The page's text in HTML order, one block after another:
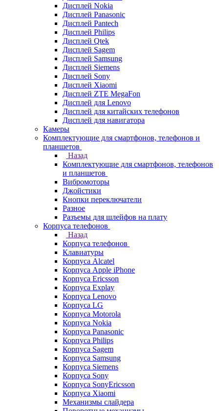
Дисплей Nokia
Дисплей Panasonic
Дисплей Pantech
Дисплей Philips
Дисплей Qtek
Дисплей Sagem
Дисплей Samsung
Дисплей Siemens
Дисплей Sony
Дисплей Xiaomi
Дисплей ZTE MegaFon
Дисплей для Lenovo
Дисплей для китайских телефонов
Дисплей для навигатора
Камеры
Комплектующие для смартфонов, телефонов и
планшетов
Назад
Комплектующие для смартфонов, телефонов
и планшетов
Вибромоторы
Джойстики
Кнопки переключатели
Разное
Разъемы для шлейфов на плату
Корпуса телефонов
Назад
Корпуса телефонов
Клавиатуры
Корпуса Alcatel
Корпуса Apple iPhone
Корпуса Ericsson
Корпуса Explay
Корпуса Lenovo
Корпуса LG
Корпуса Motorola
Корпуса Nokia
Корпуса Panasonic
Корпуса Philips
Корпуса Sagem
Корпуса Samsung
Корпуса Siemens
Корпуса Sony
Корпуса SonyEricsson
Корпуса Xiaomi
Механизмы слайдера